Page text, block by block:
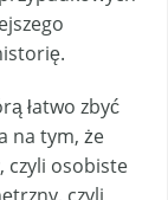
łatwo zbyć
na tym, że
czyli osobiste
czyli